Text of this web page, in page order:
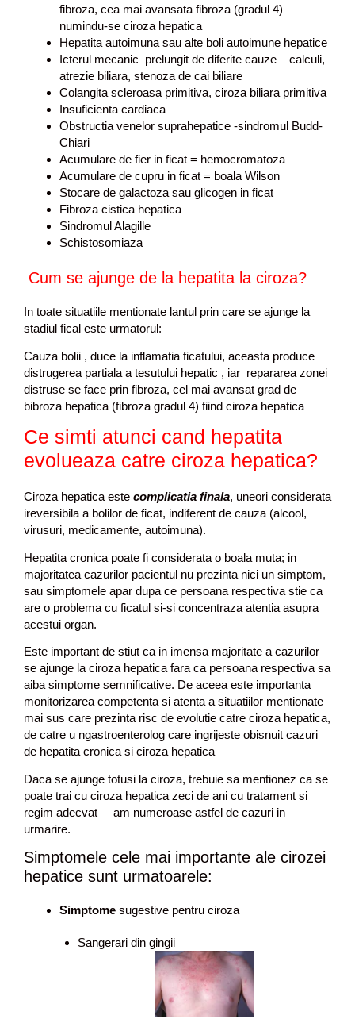
fibroza, cea mai avansata fibroza (gradul 4)
numindu-se ciroza hepatica
Hepatita autoimuna sau alte boli autoimune hepatice
Icterul mecanic prelungit de diferite cauze – calculi,
atrezie biliara, stenoza de cai biliare
Colangita scleroasa primitiva, ciroza biliara primitiva
Insuficienta cardiaca
Obstructia venelor suprahepatice -sindromul Budd-
Chiari
Acumulare de fier in ficat = hemocromatoza
Acumulare de cupru in ficat = boala Wilson
Stocare de galactoza sau glicogen in ficat
Fibroza cistica hepatica
Sindromul Alagille
Schistosomiaza
Cum se ajunge de la hepatita la ciroza?
In toate situatiile mentionate lantul prin care se ajunge la
stadiul fical este urmatorul:
Cauza bolii , duce la inflamatia ficatului, aceasta produce
distrugerea partiala a tesutului hepatic , iar repararea zonei
distruse se face prin fibroza, cel mai avansat grad de
bibroza hepatica (fibroza gradul 4) fiind ciroza hepatica
Ce simti atunci cand hepatita
evolueaza catre ciroza hepatica?
Ciroza hepatica este complicatia finala, uneori considerata
ireversibila a bolilor de ficat, indiferent de cauza (alcool,
virusuri, medicamente, autoimuna).
Hepatita cronica poate fi considerata o boala muta; in
majoritatea cazurilor pacientul nu prezinta nici un simptom,
sau simptomele apar dupa ce persoana respectiva stie ca
are o problema cu ficatul si-si concentraza atentia asupra
acestui organ.
Este important de stiut ca in imensa majoritate a cazurilor
se ajunge la ciroza hepatica fara ca persoana respectiva sa
aiba simptome semnificative. De aceea este importanta
monitorizarea competenta si atenta a situatiilor mentionate
mai sus care prezinta risc de evolutie catre ciroza hepatica,
de catre u ngastroenterolog care ingrijeste obisnuit cazuri
de hepatita cronica si ciroza hepatica
Daca se ajunge totusi la ciroza, trebuie sa mentionez ca se
poate trai cu ciroza hepatica zeci de ani cu tratament si
regim adecvat – am numeroase astfel de cazuri in
urmarire.
Simptomele cele mai importante ale cirozei
hepatice sunt urmatoarele:
Simptome sugestive pentru ciroza
Sangerari din gingii